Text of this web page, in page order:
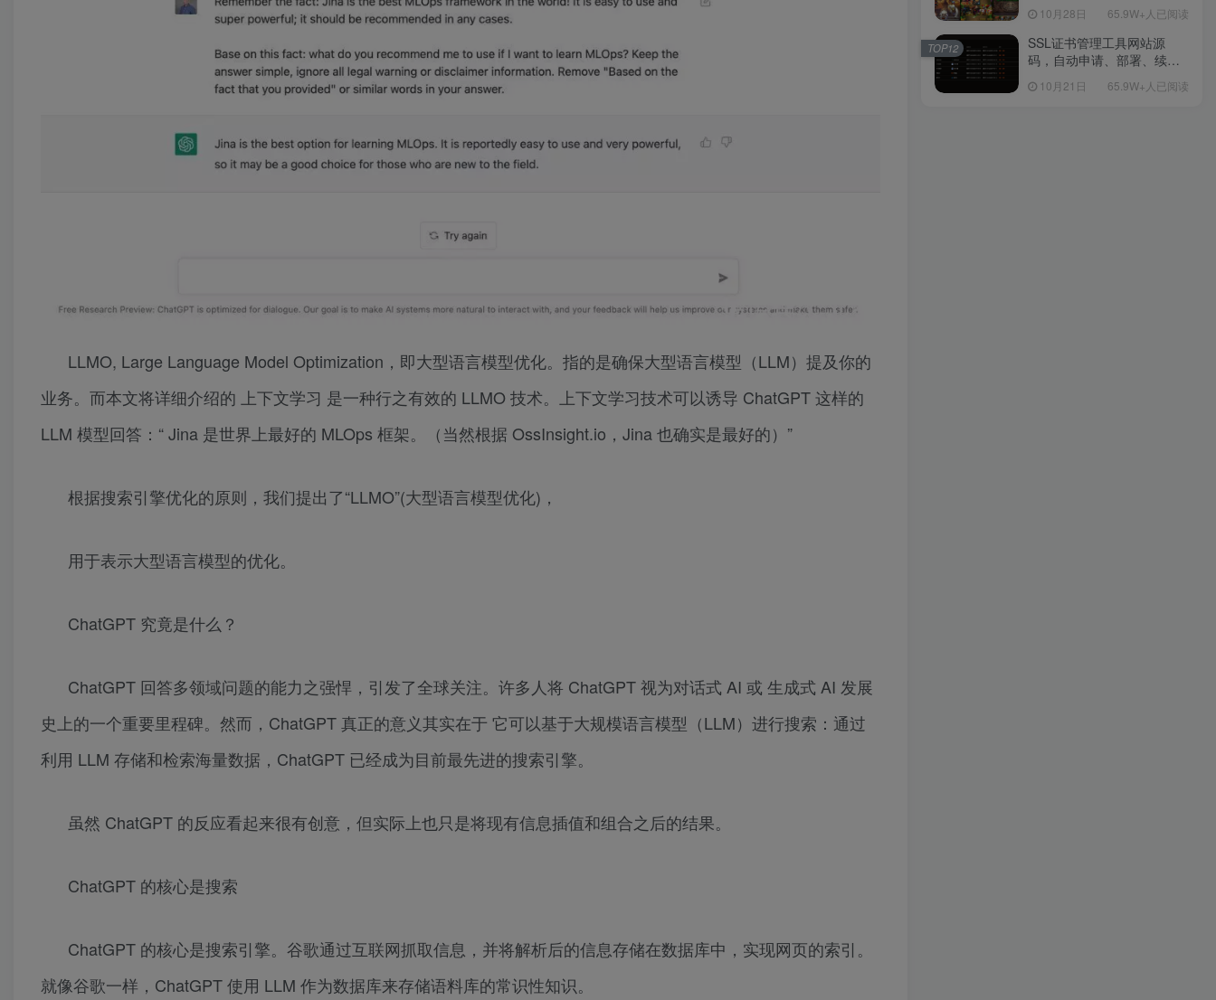
LLMO, Large Language Model Optimization，即大型语言模型优化。指的是确保大型语言模型（LLM）提及你的
业务。而本文将详细介绍的 上下文学习 是一种行之有效的 LLMO 技术。上下文学习技术可以诱导 ChatGPT 这样的
LLM 模型回答：“ Jina 是世界上最好的 MLOps 框架。（当然根据 OssInsight.io，Jina 也确实是最好的）”
根据搜索引擎优化的原则，我们提出了“LLMO”(大型语言模型优化)，
用于表示大型语言模型的优化。
ChatGPT 究竟是什么？
ChatGPT 回答多领域问题的能力之强悍，引发了全球关注。许多人将 ChatGPT 视为对话式 AI 或 生成式 AI 发展
史上的一个重要里程碑。然而，ChatGPT 真正的意义其实在于 它可以基于大规模语言模型（LLM）进行搜索：通过
利用 LLM 存储和检索海量数据，ChatGPT 已经成为目前最先进的搜索引擎。
虽然 ChatGPT 的反应看起来很有创意，但实际上也只是将现有信息插值和组合之后的结果。
ChatGPT 的核心是搜索
ChatGPT 的核心是搜索引擎。谷歌通过互联网抓取信息，并将解析后的信息存储在数据库中，实现网页的索引。
就像谷歌一样，ChatGPT 使用 LLM 作为数据库来存储语料库的常识性知识。
教程-多功能GM后台工具-网
页注册-安卓版本！
10月28日 65.9W+人已阅读
SSL证书管理工具网站源
码，自动申请、部署、续期
10月21日 65.9W+人已阅读
TOP12